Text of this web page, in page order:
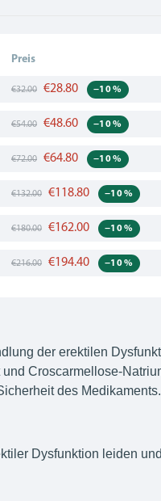
Preis
€32.00 €28.80 −10 %
€54.00 €48.60 −10 %
€72.00 €64.80 −10 %
€132.00 €118.80 −10 %
€180.00 €162.00 −10 %
€216.00 €194.40 −10 %
der erektilen
Croscarmellose-
des Medikaments.
Dysfunktion leiden